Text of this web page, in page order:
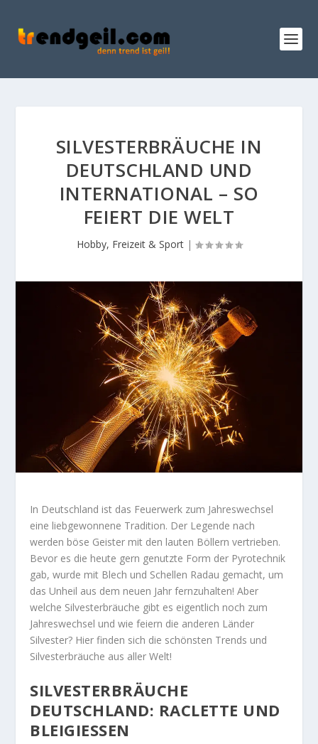
SILVESTERBRÄUCHE IN
DEUTSCHLAND UND
INTERNATIONAL – SO
FEIERT DIE WELT
Hobby, Freizeit & Sport|
In Deutschland ist das Feuerwerk zum Jahreswechsel
eine liebgewonnene Tradition. Der Legende nach
werden böse Geister mit den lauten Böllern vertrieben.
Bevor es die heute gern genutzte Form der Pyrotechnik
gab, wurde mit Blech und Schellen Radau gemacht, um
das Unheil aus dem neuen Jahr fernzuhalten! Aber
welche Silvesterbräuche gibt es eigentlich noch zum
Jahreswechsel und wie feiern die anderen Länder
Silvester? Hier finden sich die schönsten Trends und
Silvesterbräuche aus aller Welt!
SILVESTERBRÄUCHE
DEUTSCHLAND: RACLETTE UND
BLEIGIESSEN